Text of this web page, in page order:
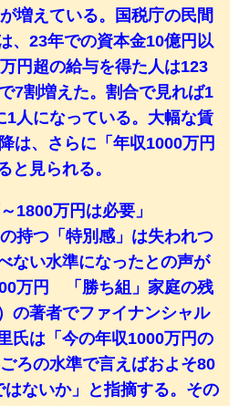
増えている。国税庁の民間
、23年での資本金10億円以
円超の給与を得た人は123
7割増えた。割合で見れば1
1人になっている。大幅な賃
は、さらに「年収1000万円
と見られる。
1800万円は必要」
持つ「特別感」は失われつ
ない水準になったとの声が
万円 「勝ち組」家庭の残
の著者でファイナンシャル
氏は「今の年収1000万円の
ろの水準で言えばおよそ80
ないか」と指摘する。その